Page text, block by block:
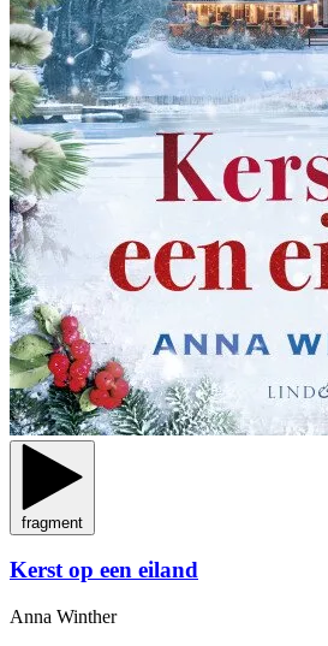
fragment
Kerst op een eiland
Anna Winther